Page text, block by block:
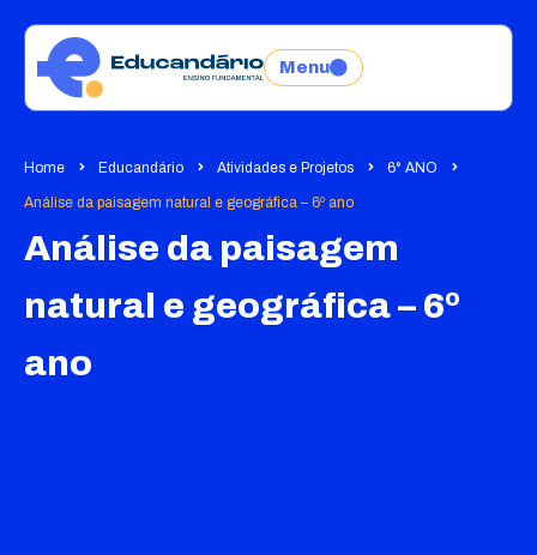
Menu
Home Educandário Atividades e Projetos 6° ANO
Análise da paisagem natural e geográfica – 6º ano
Análise da paisagem
natural e geográfica – 6º
ano